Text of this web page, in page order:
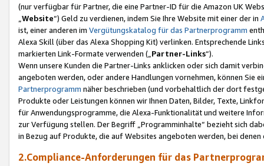
(nur verfügbar für Partner, die eine Partner-ID für die Amazon UK
Website“) Geld zu verdienen, indem Sie Ihre Website mit einer der in
ist, einer anderen im Vergütungskatalog für das Partnerprogramm
Alexa Skill (über das Alexa Shopping Kit) verlinken. Entsprechende
markierten Link-Formate verwenden („ Partner-Links“).
Wenn unsere Kunden die Partner-Links anklicken oder sich damit
angeboten werden, oder andere Handlungen vornehmen, können Sie
Partnerprogramm näher beschrieben (und vorbehaltlich der dort
Produkte oder Leistungen können wir Ihnen Daten, Bilder, Texte,
für Anwendungsprogramme, die Alexa-Funktionalität und weitere
zur Verfügung stellen. Der Begriff „Programminhalte“ bezieht sich
in Bezug auf Produkte, die auf Websites angeboten werden, bei
2.Compliance-Anforderungen für das